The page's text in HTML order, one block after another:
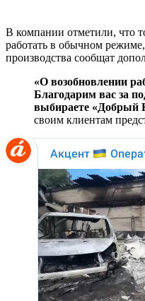
В компании отметили, что
работать в обычном
производства сообщат
«О возобновлении
Благодарим вас за
выбираете «Добрый
своим клиентам